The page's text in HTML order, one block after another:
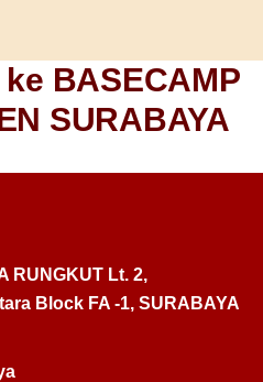
BASECAMP
SURABAYA
RUNGKUT Lt. 2,
Block FA -1, SURABAYA